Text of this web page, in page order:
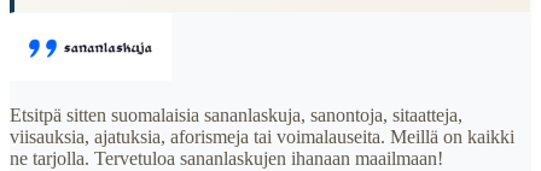
Etsitpä sitten suomalaisia sananlaskuja, sanontoja, sitaatteja,
viisauksia, ajatuksia, aforismeja tai voimalauseita. Meillä on kaikki
ne tarjolla. Tervetuloa sananlaskujen ihanaan maailmaan!